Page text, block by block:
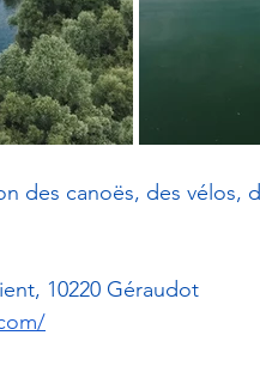
des canoës, des vélos,
10220 Géraudot